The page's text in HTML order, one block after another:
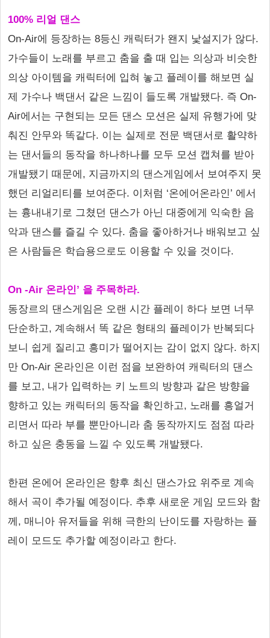
100% 리얼 댄스
On-Air에 등장하는 8등신 캐릭터가 왠지 낯설지가 않다.
가수들이 노래를 부르고 춤을 출 때 입는 의상과 비슷한
의상 아이템을 캐릭터에 입혀 놓고 플레이를 해보면 실
제 가수나 백댄서 같은 느낌이 들도록 개발됐다. 즉 On-
Air에서는 구현되는 모든 댄스 모션은 실제 유행가에 맞
춰진 안무와 똑같다. 이는 실제로 전문 백댄서로 활약하
는 댄서들의 동작을 하나하나를 모두 모션 캡쳐를 받아
개발됐기 때문에, 지금까지의 댄스게임에서 보여주지 못
했던 리얼리티를 보여준다. 이처럼 ‘온에어온라인’ 에서
는 흉내내기로 그쳤던 댄스가 아닌 대중에게 익숙한 음
악과 댄스를 즐길 수 있다. 춤을 좋아하거나 배워보고 싶
은 사람들은 학습용으로도 이용할 수 있을 것이다.
On -Air 온라인’ 을 주목하라.
동장르의 댄스게임은 오랜 시간 플레이 하다 보면 너무
단순하고, 계속해서 똑 같은 형태의 플레이가 반복되다
보니 쉽게 질리고 흥미가 떨어지는 감이 없지 않다. 하지
만 On-Air 온라인은 이런 점을 보완하여 캐릭터의 댄스
를 보고, 내가 입력하는 키 노트의 방향과 같은 방향을
향하고 있는 캐릭터의 동작을 확인하고, 노래를 흥얼거
리면서 따라 부를 뿐만아니라 춤 동작까지도 점점 따라
하고 싶은 충동을 느낄 수 있도록 개발됐다.
한편 온에어 온라인은 향후 최신 댄스가요 위주로 계속
해서 곡이 추가될 예정이다. 추후 새로운 게임 모드와 함
께, 매니아 유저들을 위해 극한의 난이도를 자랑하는 플
레이 모드도 추가할 예정이라고 한다.